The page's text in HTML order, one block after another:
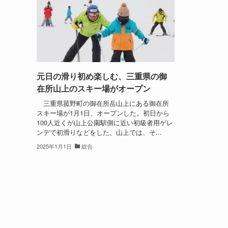
元日の滑り初め楽しむ、三重県の御
在所山上のスキー場がオープン
三重県菰野町の御在所岳山上にある御在所
スキー場が1月1日、オープンした。初日から
100人近くが山上公園駅側に近い初級者用ゲレ
ンデで初滑りなどをした。山上では、そ...
2025年1月1日 総合